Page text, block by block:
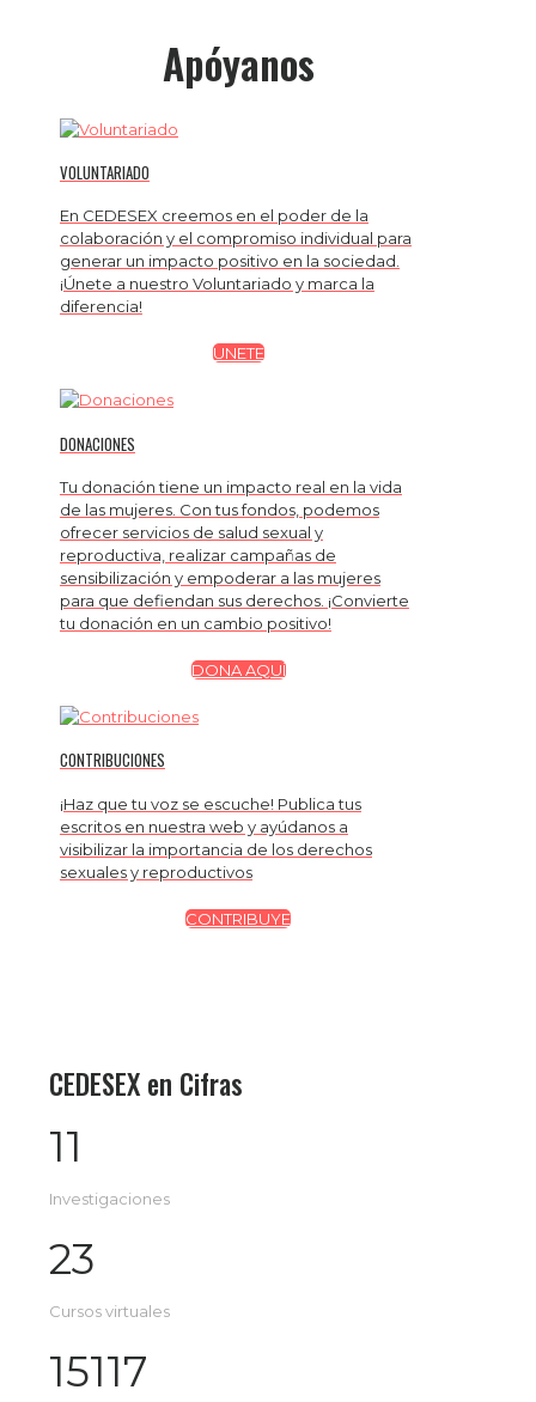
Apóyanos
VOLUNTARIADO
En CEDESEX creemos en el poder de la
colaboración y el compromiso individual para
generar un impacto positivo en la sociedad.
¡Únete a nuestro Voluntariado y marca la
diferencia!
UNETE
DONACIONES
Tu donación tiene un impacto real en la vida
de las mujeres. Con tus fondos, podemos
ofrecer servicios de salud sexual y
reproductiva, realizar campañas de
sensibilización y empoderar a las mujeres
para que defiendan sus derechos. ¡Convierte
tu donación en un cambio positivo!
DONA AQUÍ
CONTRIBUCIONES
¡Haz que tu voz se escuche! Publica tus
escritos en nuestra web y ayúdanos a
visibilizar la importancia de los derechos
sexuales y reproductivos
CONTRIBUYE
CEDESEX en Cifras
11
Investigaciones
23
Cursos virtuales
15117